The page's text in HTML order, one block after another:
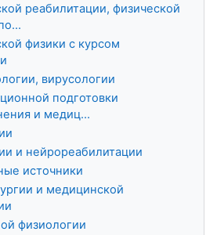
реабилитации, физической
физики с курсом
вирусологии
подготовки
и медиц...
и нейрореабилитации
источники
и медицинской
физиологии